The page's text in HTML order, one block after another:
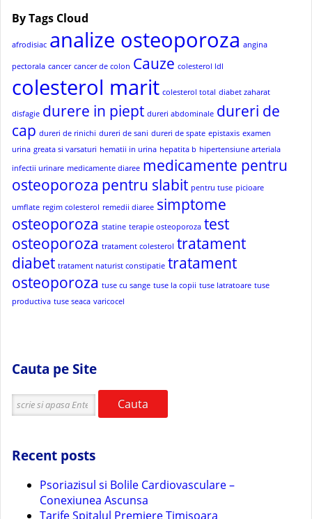
By Tags Cloud
afrodisiac analize osteoporoza angina
pectorala cancer cancer de colon Cauze colesterol ldl
colesterol marit colesterol total diabet zaharat
disfagie durere in piept dureri abdominale dureri de
cap dureri de rinichi dureri de sani dureri de spate epistaxis examen
urina greata si varsaturi hematii in urina hepatita b hipertensiune arteriala
infectii urinare medicamente diaree medicamente pentru
osteoporoza pentru slabit pentru tuse picioare
umflate regim colesterol remedii diaree simptome
osteoporoza statine terapie osteoporoza test
osteoporoza tratament colesterol tratament
diabet tratament naturist constipatie tratament
osteoporoza tuse cu sange tuse la copii tuse latratoare tuse
productiva tuse seaca varicocel
Cauta pe Site
Cauta
Recent posts
Psoriazisul si Bolile Cardiovasculare –
Conexiunea Ascunsa
Tarife Spitalul Premiere Timisoara